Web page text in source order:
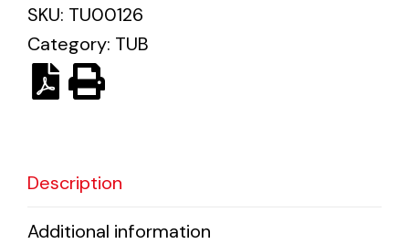
meant a greater offer of ventilation products for
SKU: TU00126
Category: TUB
Description
Additional information